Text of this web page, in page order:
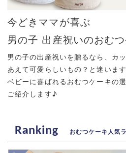
今どきママが喜ぶ
男の子 出産祝いのおむ
男の子の出産祝いを贈るなら、カ
あえて可愛らしいもの？と迷います
ベビーに喜ばれるおむつケーキの選
ご紹介します♪
Ranking おむつケーキ人気